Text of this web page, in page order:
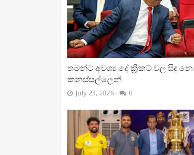
තමන්ට අවශ්‍ය දේ ක්‍රිකට් වල සිදු
කනස්සල්ලෙන්
July 23, 2026 0